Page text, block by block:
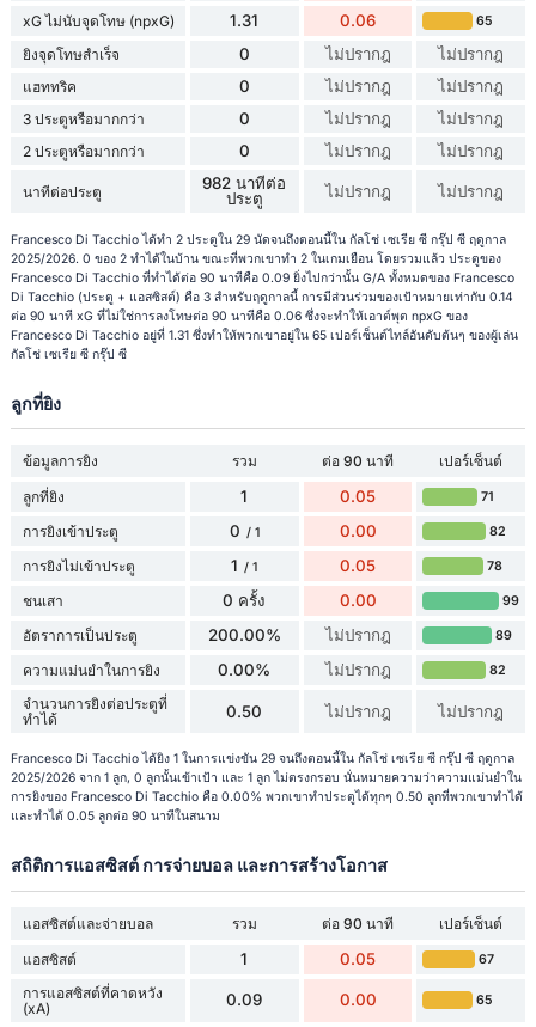
xG ไม่นับจุดโทษ (npxG) 1.31 0.06 65
ยิงจุดโทษสำเร็จ 0 ไม่ปรากฎ ไม่ปรากฎ
แฮททริค 0 ไม่ปรากฎ ไม่ปรากฎ
3 ประตูหรือมากกว่า 0 ไม่ปรากฎ ไม่ปรากฎ
2 ประตูหรือมากกว่า 0 ไม่ปรากฎ ไม่ปรากฎ
นาทีต่อประตู
982 นาทีต่อ
ประตู
ไม่ปรากฎ ไม่ปรากฎ
Francesco Di Tacchio ได้ทำ 2 ประตูใน 29 นัดจนถึงตอนนี้ใน กัลโช่ เซเรีย ซี กรุ๊ป ซี ฤดูกาล
2025/2026. 0 ของ 2 ทำได้ในบ้าน ขณะที่พวกเขาทำ 2 ในเกมเยือน โดยรวมแล้ว ประตูของ
Francesco Di Tacchio ที่ทำได้ต่อ 90 นาทีคือ 0.09 ยิ่งไปกว่านั้น G/A ทั้งหมดของ Francesco
Di Tacchio (ประตู + แอสซิสต์) คือ 3 สำหรับฤดูกาลนี้ การมีส่วนร่วมของเป้าหมายเท่ากับ 0.14
ต่อ 90 นาที xG ที่ไม่ใช่การลงโทษต่อ 90 นาทีคือ 0.06 ซึ่งจะทำให้เอาต์พุต npxG ของ
Francesco Di Tacchio อยู่ที่ 1.31 ซึ่งทำให้พวกเขาอยู่ใน 65 เปอร์เซ็นต์ไทล์อันดับต้นๆ ของผู้เล่น
กัลโช่ เซเรีย ซี กรุ๊ป ซี
ลูกที่ยิง
ข้อมูลการยิง รวม ต่อ 90 นาที
เปอร์เซ็นต์
ลูกที่ยิง
1 0.05 71
การยิงเข้าประตู 0 / 1 0.00 82
การยิงไม่เข้าประตู 1 / 1 0.05 78
ชนเสา 0 ครั้ง 0.00 99
อัตราการเป็นประตู 200.00% ไม่ปรากฎ 89
ความแม่นยำในการยิง 0.00% ไม่ปรากฎ 82
จำนวนการยิงต่อประตูที่
ทำได้
0.50 ไม่ปรากฎ ไม่ปรากฎ
Francesco Di Tacchio ได้ยิง 1 ในการแข่งขัน 29 จนถึงตอนนี้ใน กัลโช่ เซเรีย ซี กรุ๊ป ซี ฤดูกาล
2025/2026 จาก 1 ลูก, 0 ลูกนั้นเข้าเป้า และ 1 ลูก ไม่ตรงกรอบ นั่นหมายความว่าความแม่นยำใน
การยิงของ Francesco Di Tacchio คือ 0.00% พวกเขาทำประตูได้ทุกๆ 0.50 ลูกที่พวกเขาทำได้
และทำได้ 0.05 ลูกต่อ 90 นาทีในสนาม
สถิติการแอสซิสต์ การจ่ายบอล และการสร้างโอกาส
แอสซิสต์และจ่ายบอล รวม ต่อ 90 นาที
เปอร์เซ็นต์
แอสซิสต์
1 0.05 67
การแอสซิสต์ที่คาดหวัง
(xA)
0.09 0.00 65